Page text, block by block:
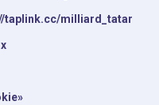
taplink.cc/milliard_tatar